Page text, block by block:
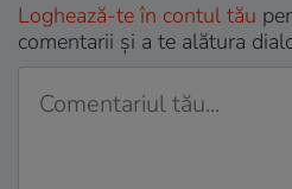
Loghează-te în contul tău
comentarii și a te alătura